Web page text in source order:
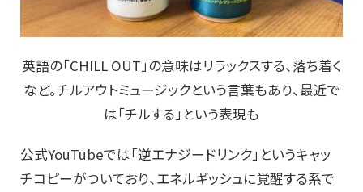
英語の「CHILL OUT」の意味はリラックスする、落ち着く
など。チルアウトミュージックという言葉もあり、最近で
は「チルする」という表現も
公式YouTubeでは「逆エナジードリンク」というキャッ
チコピーがついており、エネルギッシュに覚醒する系で